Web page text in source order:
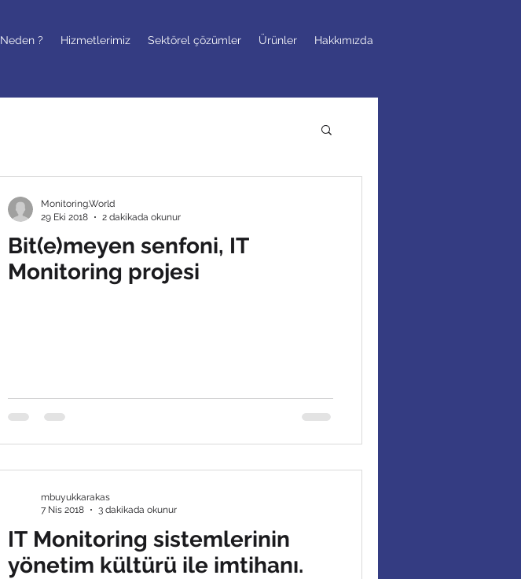
Neden ? Hizmetlerimiz Sektörel çözümler Ürünler Hakkımızda
Bit(e)meyen senfoni, IT
Monitoring projesi
Monitoring.World
29 Eki 2018
2 dakikada okunur
IT Monitoring sistemlerinin
yönetim kültürü ile imtihanı.
mbuyukkarakas
7 Nis 2018
3 dakikada okunur